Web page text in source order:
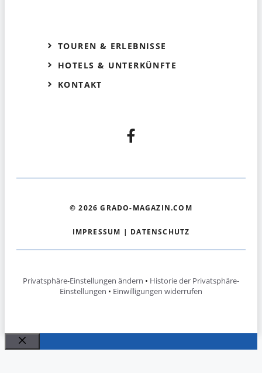
TOUREN & ERLEBNISSE
HOTELS & UNTERKÜNFTE
KONTAKT
© 2026 GRADO-MAGAZIN.COM
IMPRESSUM | DATENSCHUTZ
Privatsphäre-Einstellungen ändern • Historie der Privatsphäre-
Einstellungen • Einwilligungen widerrufen
Schließen